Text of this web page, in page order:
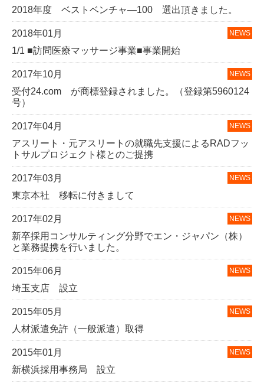
2018年度 ベストベンチャ―100 選出頂きました。
2018年01月
1/1 ■訪問医療マッサージ事業■事業開始
2017年10月
受付24.com が商標登録されました。（登録第5960124
号）
2017年04月
アスリート・元アスリートの就職先支援によるRADフッ
トサルプロジェクト様とのご提携
2017年03月
東京本社 移転に付きまして
2017年02月
新卒採用コンサルティング分野でエン・ジャパン（株）
と業務提携を行いました。
2015年06月
埼玉支店 設立
2015年05月
人材派遣免許（一般派遣）取得
2015年01月
新横浜採用事務局 設立